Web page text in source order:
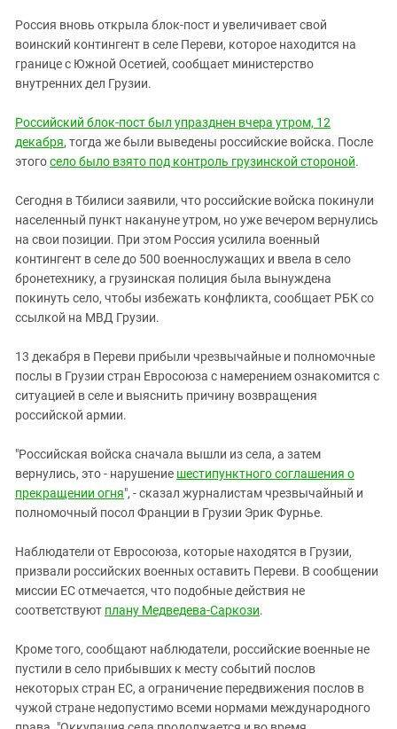
КАВКАЗ ЗА ПАЛЕСТИНУ
ИНАКОМЫСЛИЕ В ЧЕЧНЕ
ПРЕСЛЕДОВАНИЕ АКТИВИСТОВ
Ингушетия
Кабардино-Балкария
Карачаево-Черкесия
Краснодарский край
Российская Федерация
Ростовская область
Северная Осетия - Алания
Ставропольский край
Южная Осетия
Южный Кавказ
Россия вновь открыла блок-пост и увеличивает свой
воинский контингент в селе Переви, которое находится на
границе с Южной Осетией, сообщает министерство
внутренних дел Грузии.
Российский блок-пост был упразднен вчера утром, 12
декабря, тогда же были выведены российские войска. После
этогосело было взято под контроль грузинской стороной.
Сегодня в Тбилиси заявили, что российские войска покинули
населенный пункт накануне утром, но уже вечером вернулись
на свои позиции. При этом Россия усилила военный
контингент в селе до 500 военнослужащих и ввела в село
бронетехнику, а грузинская полиция была вынуждена
покинуть село, чтобы избежать конфликта, сообщает РБК со
ссылкой на МВД Грузии.
13 декабря в Переви прибыли чрезвычайные и полномочные
послы в Грузии стран Евросоюза с намерением ознакомится с
ситуацией в селе и выяснить причину возвращения
российской армии.
"Российская войска сначала вышли из села, а затем
вернулись, это - нарушение шестипунктного соглашения о
прекращении огня", - сказал журналистам чрезвычайный и
полномочный посол Франции в Грузии Эрик Фурнье.
Наблюдатели от Евросоюза, которые находятся в Грузии,
призвали российских военных оставить Переви. В сообщении
миссии ЕС отмечается, что подобные действия не
соответствуют плану Медведева-Саркози.
Кроме того, сообщают наблюдатели, российские военные не
пустили в село прибывших к месту событий послов
некоторых стран ЕС, а ограничение передвижения послов в
чужой стране недопустимо всеми нормами международного